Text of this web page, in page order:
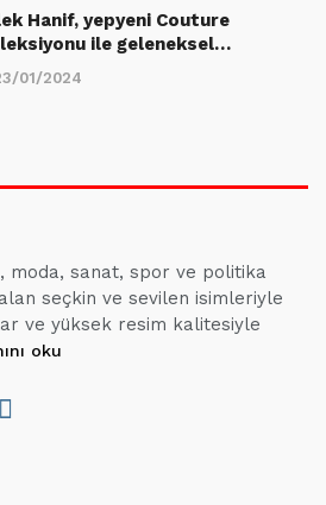
Hanif, yepyeni Couture
ile geleneksel…
01/2024
moda, sanat, spor ve politika
seçkin ve sevilen isimleriyle
ve yüksek resim kalitesiyle
oku